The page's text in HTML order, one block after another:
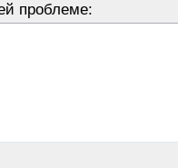
проблеме: